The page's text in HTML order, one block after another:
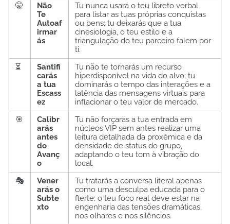
🤫
Não
Te
Autoaf
irmar
ás
Tu nunca usará o teu libreto verbal
para listar as tuas próprias conquistas
ou bens; tu deixarás que a tua
cinesiologia, o teu estilo e a
triangulação do teu parceiro falem por
ti.
⏳
Santifi
carás
a tua
Escass
ez
Tu não te tornarás um recurso
hiperdisponível na vida do alvo; tu
dominarás o tempo das interações e a
latência das mensagens virtuais para
inflacionar o teu valor de mercado.
🎯
Calibr
arás
antes
do
Avanç
o
Tu não forçarás a tua entrada em
núcleos VIP sem antes realizar uma
leitura detalhada da proxêmica e da
densidade de status do grupo,
adaptando o teu tom à vibração do
local.
🎭
Vener
arás o
Subte
xto
Tu tratarás a conversa literal apenas
como uma desculpa educada para o
flerte; o teu foco real deve estar na
engenharia das tensões dramáticas,
nos olhares e nos silêncios.